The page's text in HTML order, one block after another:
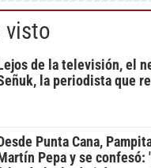
visto
Lejos de la televisión, el
la periodista que
Desde Punta Cana,
Martín Pepa y se confesó: